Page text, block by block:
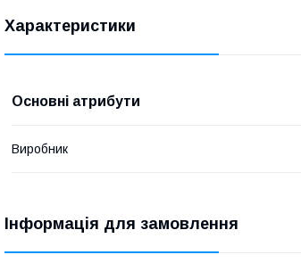
Характеристики
Основні атрибути
Виробник
Інформація для замовлення